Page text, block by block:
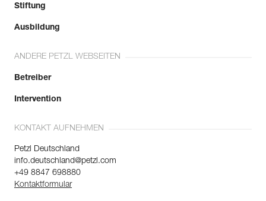
Stiftung
Ausbildung
ANDERE PETZL WEBSEITEN
Betreiber
Intervention
KONTAKT AUFNEHMEN
Petzl Deutschland
info.deutschland@petzl.com
+49 8847 698880
Kontaktformular